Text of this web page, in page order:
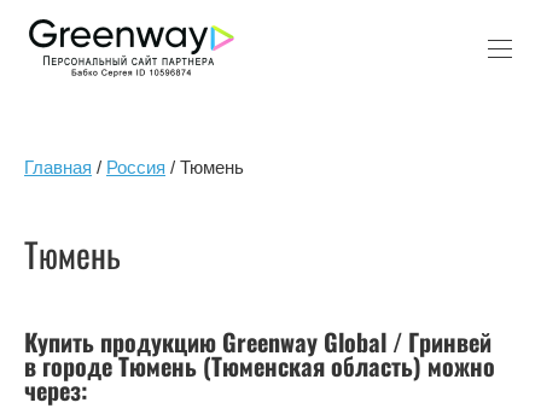
Главная / Россия / Тюмень
Тюмень
Купить продукцию Greenway Global / Гринвей
в городе Тюмень (Тюменская область) можно
через: